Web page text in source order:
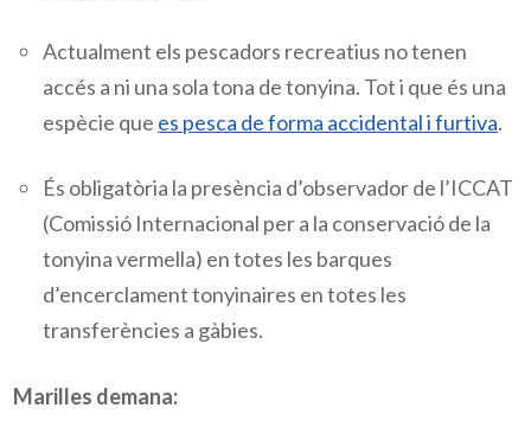
Actualment els pescadors recreatius no tenen
accés a ni una sola tona de tonyina. Tot i que és una
espècie que es pesca de forma accidental i furtiva.
És obligatòria la presència d’observador de l’ICCAT
(Comissió Internacional per a la conservació de la
tonyina vermella) en totes les barques
d’encerclament tonyinaires en totes les
transferències a gàbies.
Marilles demana: